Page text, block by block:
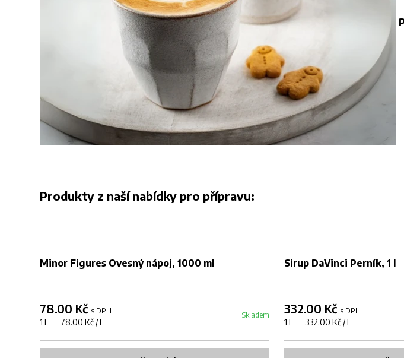
Produkty z naší nabídky pro přípravu:
Minor Figures Ovesný nápoj, 1000 ml
78.00 Kč s DPH
1 l 78.00 Kč / l
Skladem
Sirup DaVinci Perník, 1 l
332.00 Kč s DPH
1 l 332.00 Kč / l